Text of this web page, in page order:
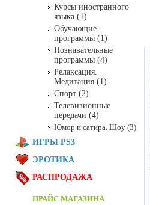
Курсы иностранного
языка (1)
Обучающие
программы (1)
Познавательные
программы (4)
Релаксация.
Медитация (1)
Спорт (2)
Телевизионные
передачи (4)
Юмор и сатира. Шоу (3)
ИГРЫ PS3
ЭРОТИКА
РАСПРОДАЖА
ПРАЙС МАГАЗИНА